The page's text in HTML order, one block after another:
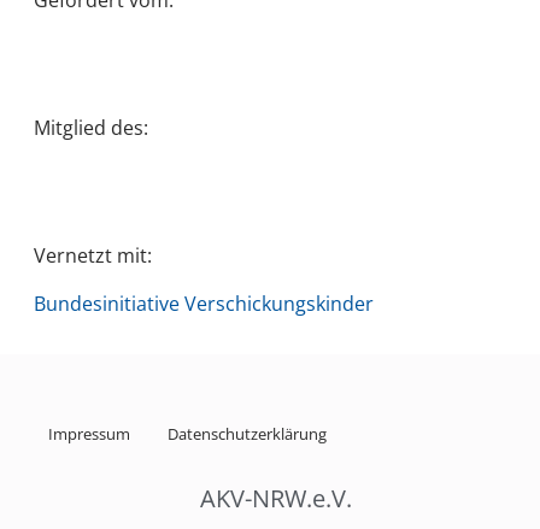
Mitglied des:
Vernetzt mit:
Bundesinitiative Verschickungskinder
Impressum Datenschutzerklärung
AKV-NRW.e.V.